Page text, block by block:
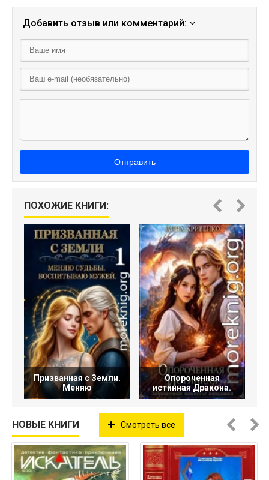
Добавить отзыв или комментарий:
Отправить
ПОХОЖИЕ КНИГИ:
Призванная с Земли.
Меняю
Опороченная
истинная Дракона.
НОВЫЕ КНИГИ Смотреть все